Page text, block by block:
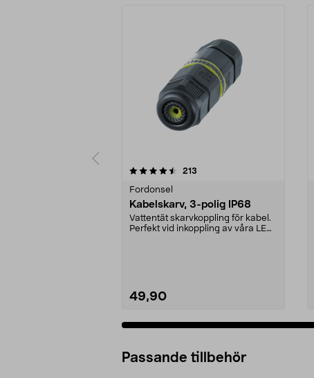
213
Fordonsel
Kabelskarv, 3-polig IP68
Vattentät skarvkoppling för kabel.
Perfekt vid inkoppling av våra LED-
49,90
4.5 av 5 stjärnor
Passande tillbehör